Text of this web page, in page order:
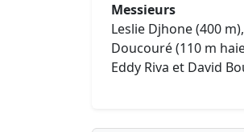
Messieurs
Leslie Djhone (400
Doucouré (110 m
Eddy Riva et David